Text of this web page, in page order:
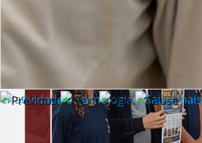
Criatividade e Tecnologia | Saiba mais